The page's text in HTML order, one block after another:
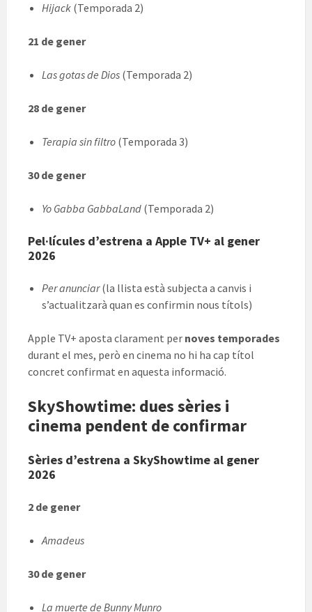
Hijack (Temporada 2)
21 de gener
Las gotas de Dios (Temporada 2)
28 de gener
Terapia sin filtro (Temporada 3)
30 de gener
Yo Gabba GabbaLand (Temporada 2)
Pel·lícules d’estrena a Apple TV+ al gener
2026
Per anunciar(la llista està subjecta a canvis i
s’actualitzarà quan es confirmin nous títols)
Apple TV+ aposta clarament per noves temporades
durant el mes, però en cinema no hi ha cap títol
concret confirmat en aquesta informació.
SkyShowtime: dues sèries i
cinema pendent de confirmar
Sèries d’estrena a SkyShowtime al gener
2026
2 de gener
Amadeus
30 de gener
La muerte de Bunny Munro